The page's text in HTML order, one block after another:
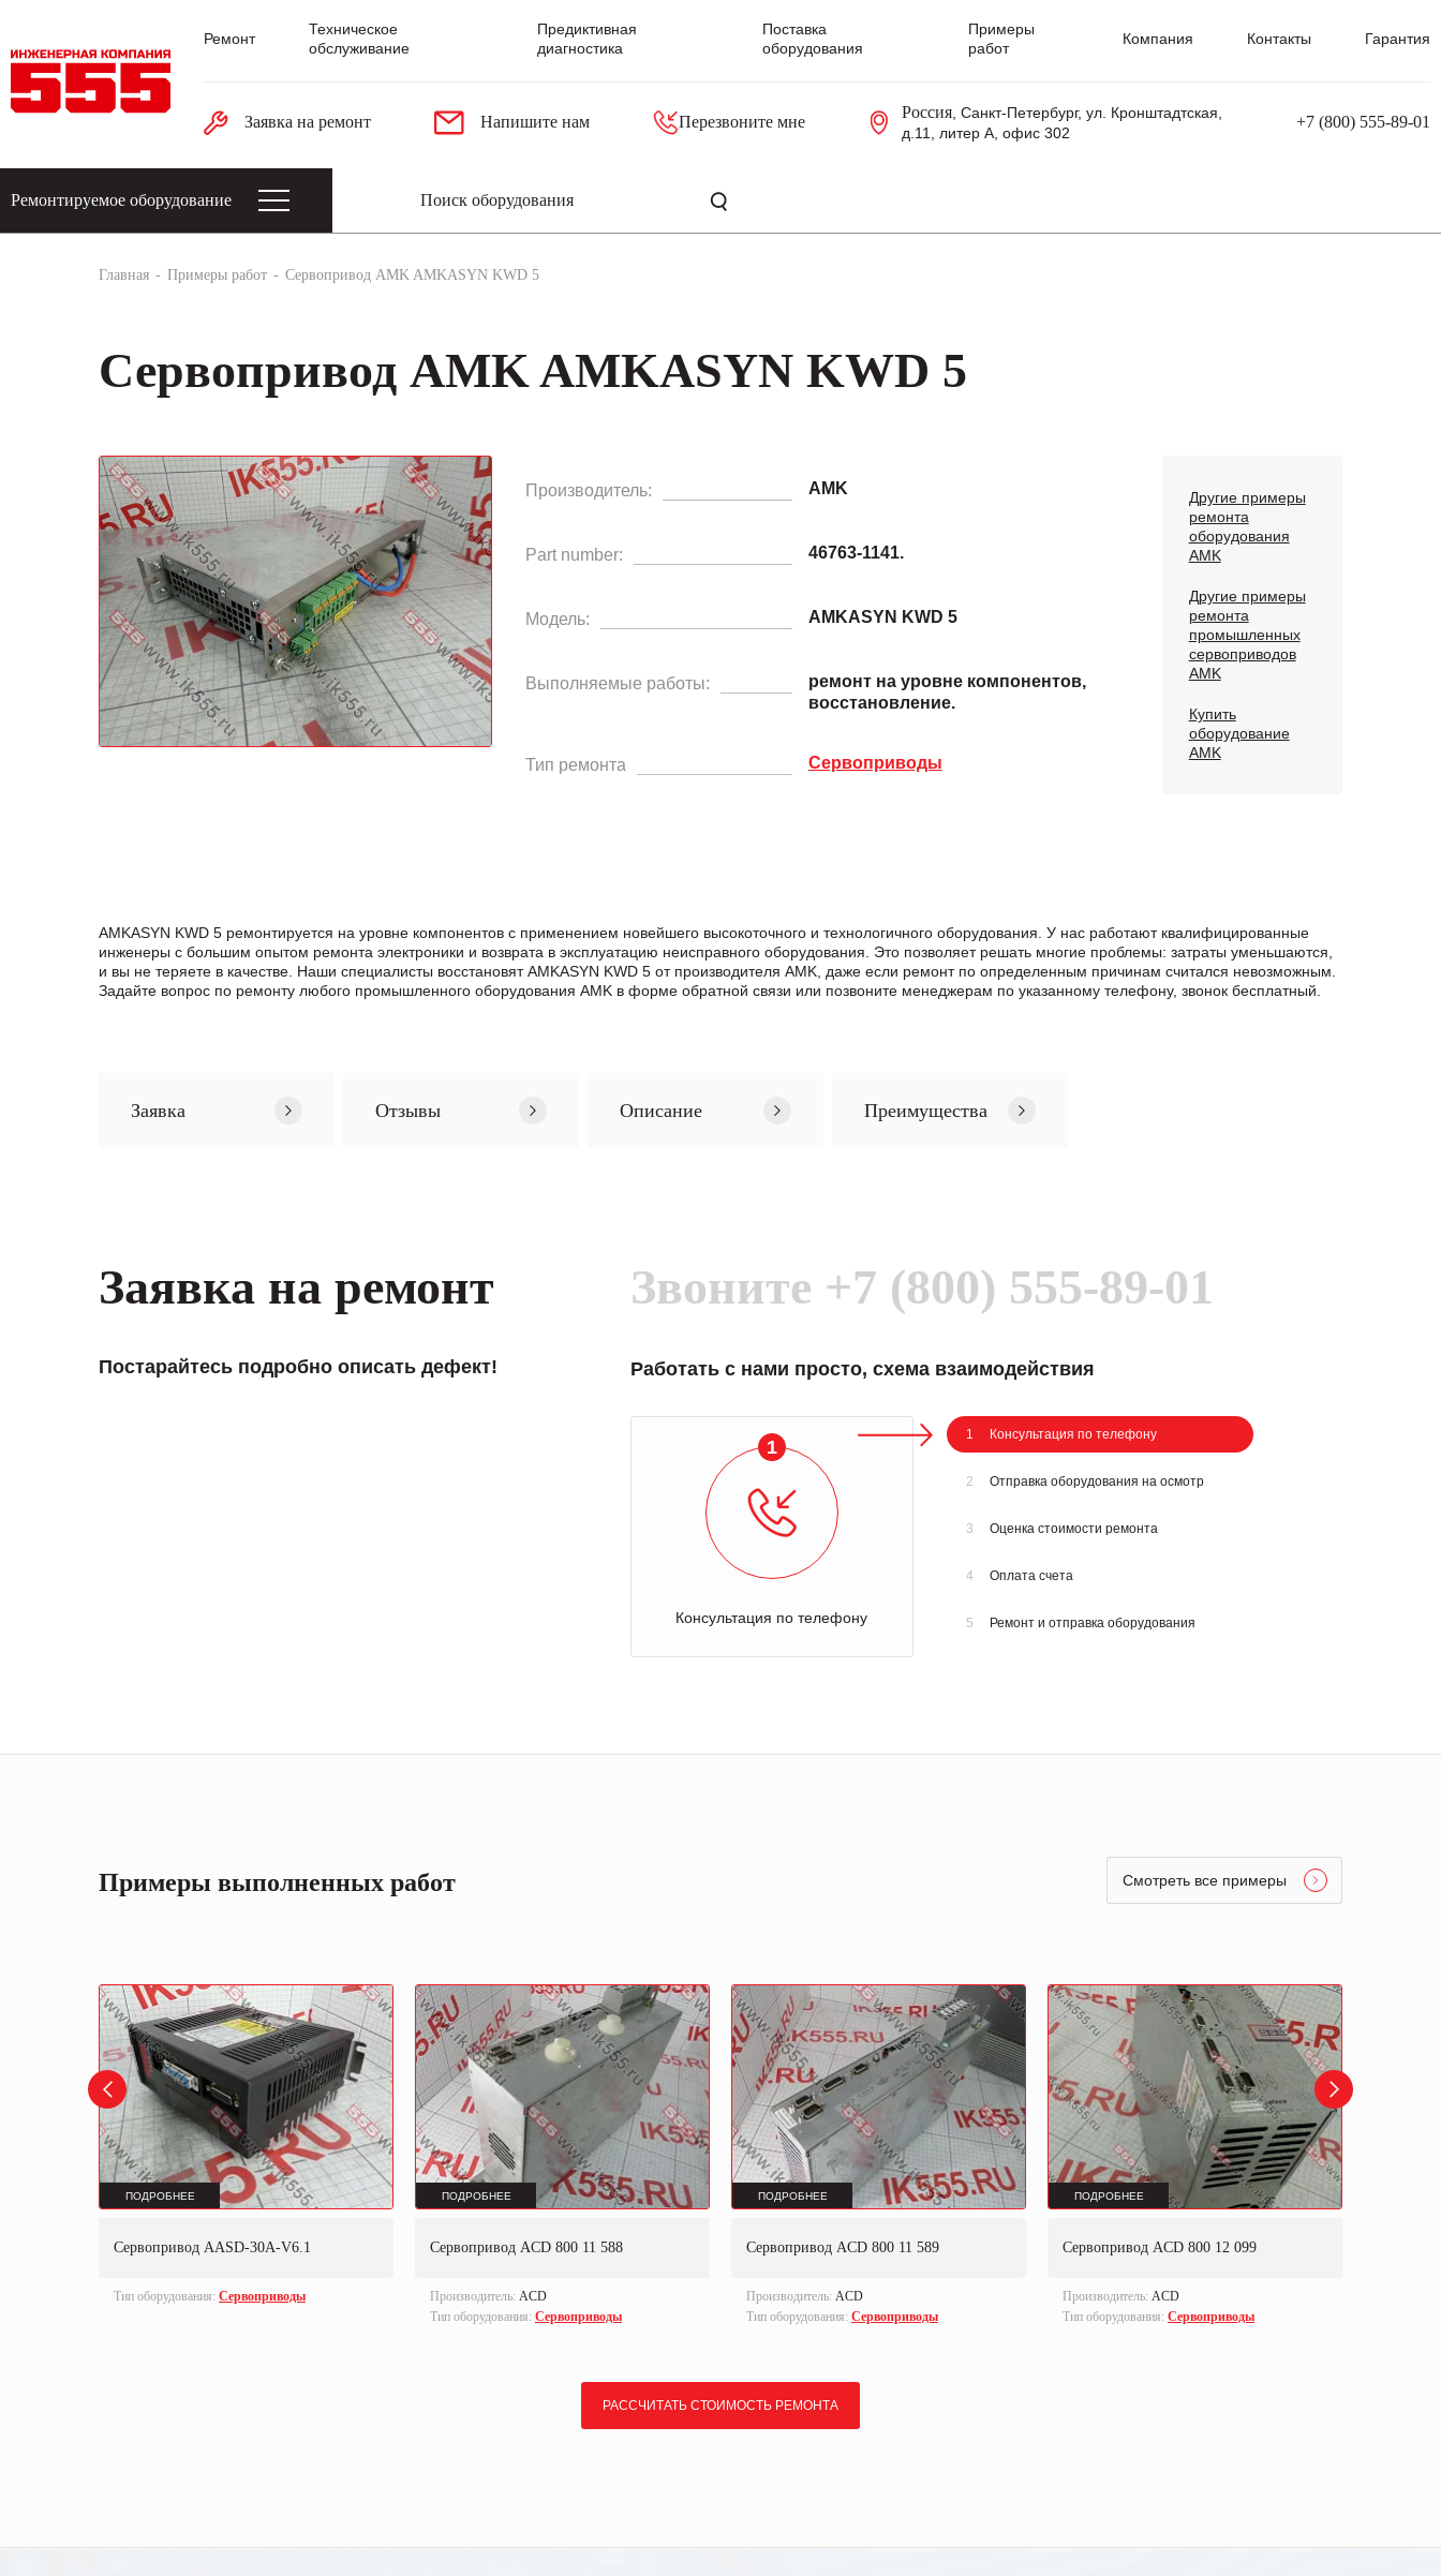
Ремонт
Техническое
обслуживание
Предиктивная
диагностика
Поставка
оборудования
Примеры
работ
Компания Контакты Гарантия
Заявка на ремонт Напишите нам Перезвоните мне
Россия, Санкт-Петербург, ул. Кронштадтская,
д.11, литер А, офис 302
+7 (800) 555-89-01
Ремонтируемое оборудование
Главная Примеры работ Сервопривод AMK AMKASYN KWD 5
Сервопривод AMK AMKASYN KWD 5
Производитель: AMK
Part number: 46763-1141.
Модель: AMKASYN KWD 5
Выполняемые работы:
ремонт на уровне компонентов,
восстановление.
Тип ремонта Сервоприводы
Другие примеры
ремонта
оборудования
AMK
Другие примеры
ремонта
промышленных
сервоприводов
AMK
Купить
оборудование
AMK
AMKASYN KWD 5 ремонтируется на уровне компонентов с применением новейшего высокоточного и технологичного оборудования. У нас работают квалифицированные
инженеры с большим опытом ремонта электроники и возврата в эксплуатацию неисправного оборудования. Это позволяет решать многие проблемы: затраты уменьшаются,
и вы не теряете в качестве. Наши специалисты восстановят AMKASYN KWD 5 от производителя AMK, даже если ремонт по определенным причинам считался невозможным.
Задайте вопрос по ремонту любого промышленного оборудования AMK в формe обратной связи или позвоните менеджерам по указанному телефону, звонок бесплатный.
Заявка Отзывы Описание Преимущества
Заявка на ремонт
Постарайтесь подробно описать дефект!
Звоните +7 (800) 555-89-01
Работать с нами просто, схема взаимодействия
2
Отправка оборудования на осмотр
1 Консультация по телефону
2 Отправка оборудования на осмотр
3 Оценка стоимости ремонта
4 Оплата счета
5 Ремонт и отправка оборудования
Примеры выполненных работ Смотреть все примеры
ПОДРОБНЕЕ
Сервопривод AASD-30A-V6.1
Тип оборудования: Сервоприводы
ПОДРОБНЕЕ
Сервопривод ACD 800 11 588
Производитель: ACD
Тип оборудования: Сервоприводы
ПОДРОБНЕЕ
Сервопривод ACD 800 11 589
Производитель: ACD
Тип оборудования: Сервоприводы
ПОДРОБНЕЕ
Сервопривод ACD 800 12 099
Производитель: ACD
Тип оборудования: Сервоприводы
РАССЧИТАТЬ СТОИМОСТЬ РЕМОНТА
У вас остались вопросы?
Пожалуйста, скорее задайте их нам!